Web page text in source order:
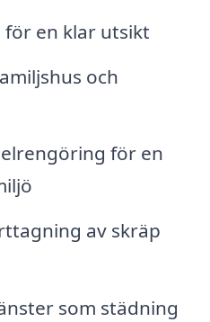
en klar utsikt
och
för en
av skräp
som städning